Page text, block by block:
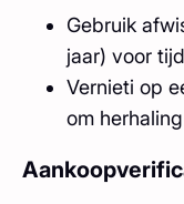
Gebruik
jaar) voor
Vernieti op
om